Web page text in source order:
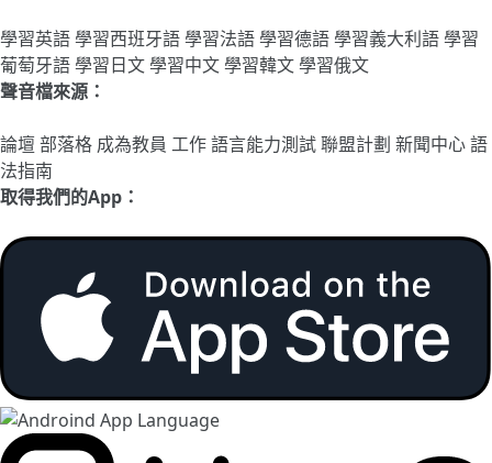
學習英語學習西班牙語學習法語學習德語學習義大利語學習
葡萄牙語學習日文學習中文學習韓文學習俄文
聲音檔來源：
論壇部落格 成為教員 工作語言能力測試聯盟計劃 新聞中心語
法指南
取得我們的App：